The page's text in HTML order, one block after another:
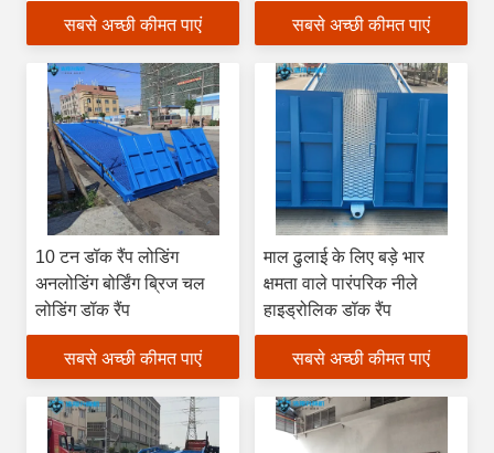
सबसे अच्छी कीमत पाएं सबसे अच्छी कीमत पाएं
10 टन डॉक रैंप लोडिंग
अनलोडिंग बोर्डिंग ब्रिज चल
लोडिंग डॉक रैंप
सबसे अच्छी कीमत पाएं
माल ढुलाई के लिए बड़े भार
क्षमता वाले पारंपरिक नीले
हाइड्रोलिक डॉक रैंप
सबसे अच्छी कीमत पाएं